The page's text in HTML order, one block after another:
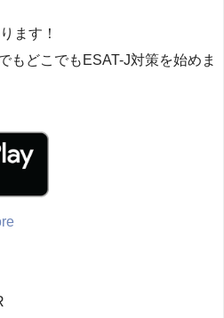
ます！
もどこでもESAT-J対策を始めま